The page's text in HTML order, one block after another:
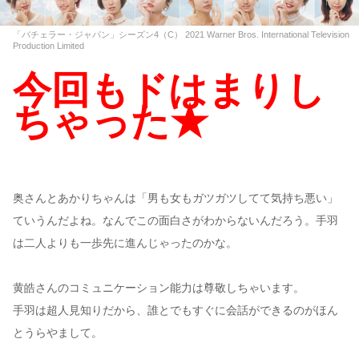
「バチェラー・ジャパン」シーズン4（C） 2021 Warner Bros. International Television
Production Limited
今回もドはまりし
ちゃった★
奥さんとあかりちゃんは「男も女もガツガツしてて気持ち悪い」
ていうんだよね。なんでこの面白さがわからないんだろう。手羽
は二人よりも一歩先に進んじゃったのかな。
黄皓さんのコミュニケーション能力は尊敬しちゃいます。
手羽は超人見知りだから、誰とでもすぐに会話ができるのがほん
とうらやまして。